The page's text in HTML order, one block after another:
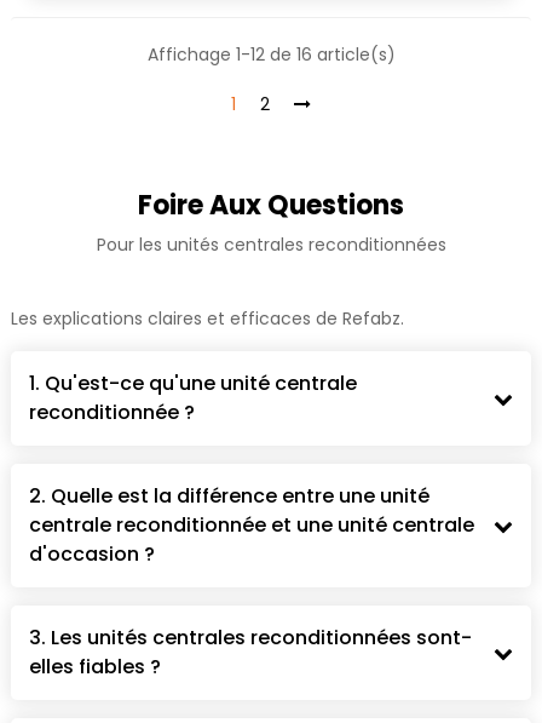
Affichage 1-12 de 16 article(s)
1 2
Foire Aux Questions
Pour les unités centrales reconditionnées
Les explications claires et efficaces de Refabz.
1. Qu'est-ce qu'une unité centrale
reconditionnée ?
2. Quelle est la différence entre une unité
centrale reconditionnée et une unité centrale
d'occasion ?
3. Les unités centrales reconditionnées sont-
elles fiables ?